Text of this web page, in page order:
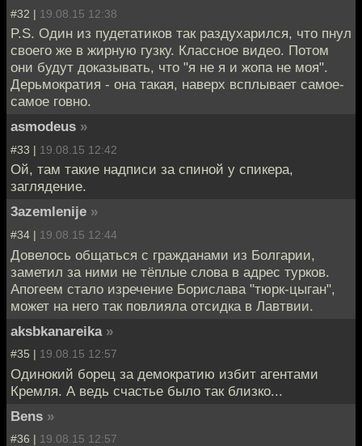
#32 | 19.08.15 12:38
P.S. Один из пудетатиков так раздухарился, что пнул
своего же в жирную гузку. Классное видео. Потом
они будут доказывать, что "я не я и жопа не моя".
Дерьмократия - она такая, наверх всплывает самое-
самое говно.
asmodeus »
#33 | 19.08.15 12:42
Ой, там такие надписи за спиной у спикера,
заглядение.
3azemlenije »
#34 | 19.08.15 12:44
Довелось общаться с гражданами из Болгарии,
заметил за ними не тёплые слова в адрес турков.
Апогеем стало изречение Борислава "тюрк-цыган",
может на него так повлияла отсидка в Лавтвии.
aksbkanareika »
#35 | 19.08.15 12:57
Одинокий борец за демократию избит агентами
Кремля. А ведь счастье было так близко...
Bens »
#36 | 19.08.15 12:57